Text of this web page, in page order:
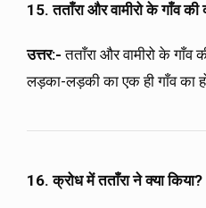
15. तताँरा और वामीरो के गाँव की
उत्तर:-तताँरा और वामीरो के गाँव
लड़का-लड़की का एक ही गाँव का
16. क्रोध में तताँरा ने क्या किया?